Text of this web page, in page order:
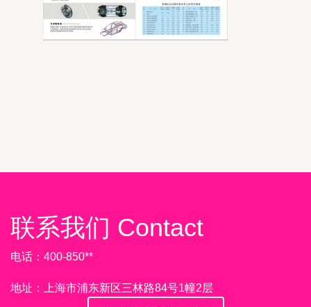
联系我们 Contact
电话：400-850**
地址：上海市浦东新区三林路84号1幢2层